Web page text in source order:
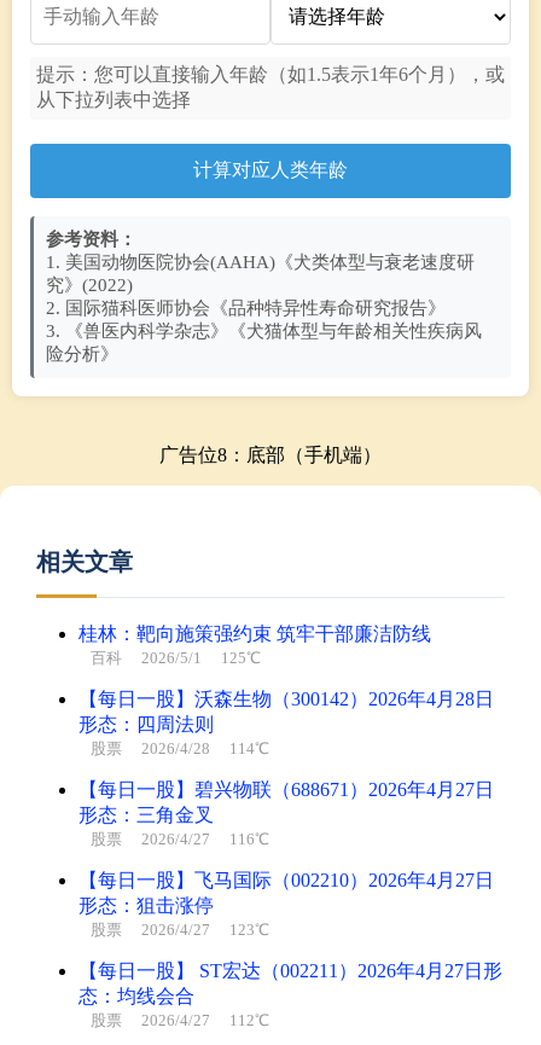
提示：您可以直接输入年龄（如1.5表示1年6个月），或
从下拉列表中选择
计算对应人类年龄
参考资料：
1. 美国动物医院协会(AAHA)《犬类体型与衰老速度研
究》(2022)
2. 国际猫科医师协会《品种特异性寿命研究报告》
3. 《兽医内科学杂志》《犬猫体型与年龄相关性疾病风
险分析》
广告位8：底部（手机端）
相关文章
桂林：靶向施策强约束 筑牢干部廉洁防线
百科 2026/5/1 125℃
【每日一股】沃森生物（300142）2026年4月28日
形态：四周法则
股票 2026/4/28 114℃
【每日一股】碧兴物联（688671）2026年4月27日
形态：三角金叉
股票 2026/4/27 116℃
【每日一股】飞马国际（002210）2026年4月27日
形态：狙击涨停
股票 2026/4/27 123℃
【每日一股】 ST宏达（002211）2026年4月27日形
态：均线会合
股票 2026/4/27 112℃